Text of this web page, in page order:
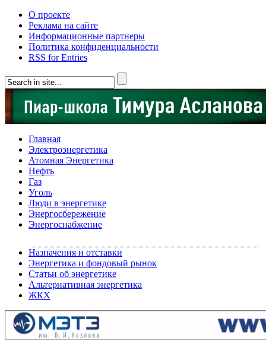
О проекте
Реклама на сайте
Информационные партнеры
Политика конфиденциальности
RSS for Entries
Главная
Электроэнергетика
Атомная Энергетика
Нефть
Газ
Уголь
Люди в энергетике
Энергосбережение
Энергоснабжение
Назначения и отставки
Энергетика и фондовый рынок
Статьи об энергетике
Альтернативная энергетика
ЖКХ